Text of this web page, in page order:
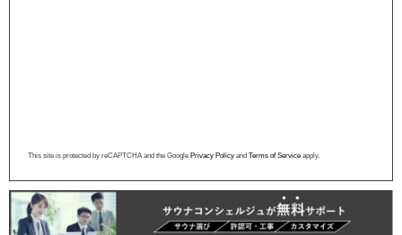
This site is protected by reCAPTCHA and the Google Privacy Policy and Terms of Service apply.